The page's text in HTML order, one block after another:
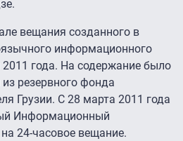
вещания созданного в
информационного
года. На содержание было
резервного фонда
Грузии. С 28 марта 2011 года
Информационный
24-часовое вещание.